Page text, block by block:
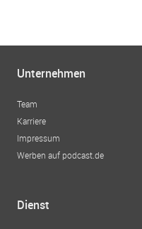
Unternehmen
Team
Karriere
Impressum
Werben auf podcast.de
Dienst